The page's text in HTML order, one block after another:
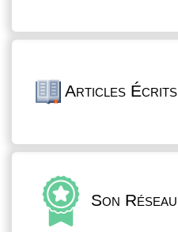
Articles Écrits
Son Réseau